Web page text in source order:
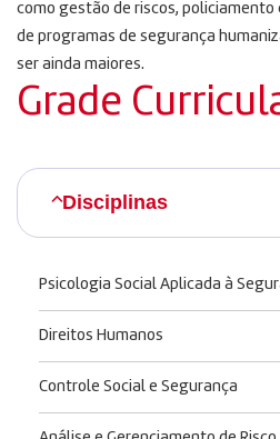
como gestão de riscos,
de programas de segurança
ser ainda maiores.
Grade
Disciplinas
Psicologia Social Aplicada à
Direitos Humanos
Controle Social e Segurança